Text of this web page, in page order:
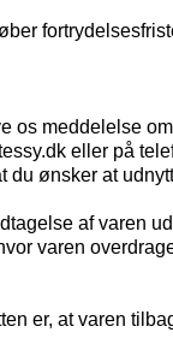
os meddelelse
eller på
ønsker at
af varen
varen
er, at varen